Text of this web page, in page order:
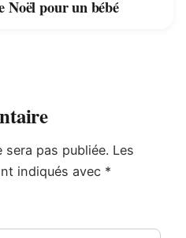
Noël pour un bébé
sera pas publiée. Les
indiqués avec *